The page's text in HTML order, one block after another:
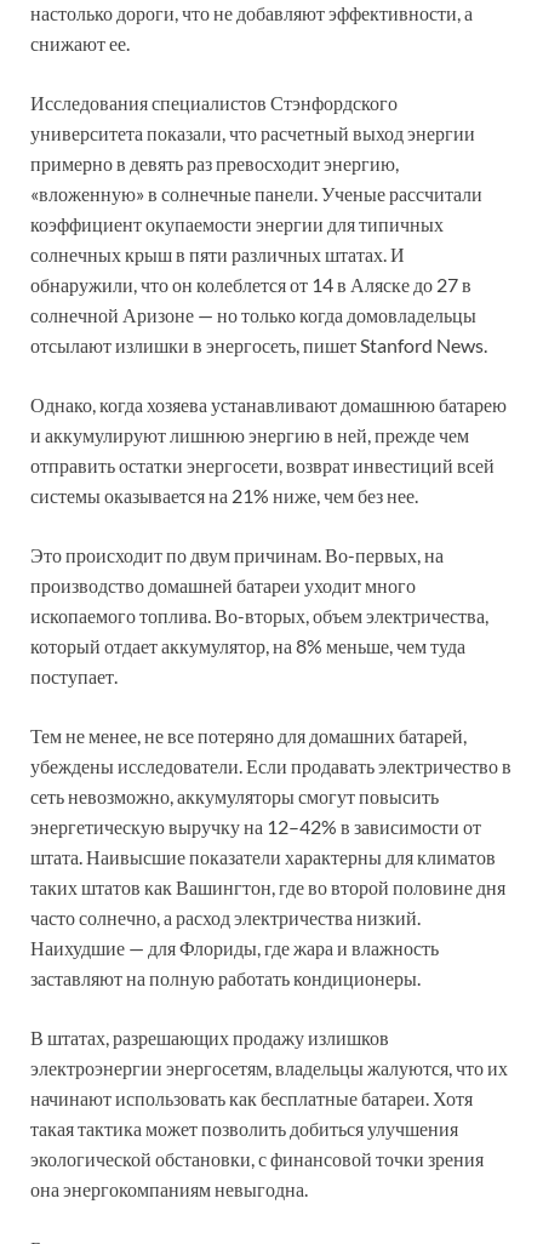
настолько дороги, что не добавляют эффективности, а
снижают ее.
Исследования специалистов Стэнфордского
университета показали, что расчетный выход энергии
примерно в девять раз превосходит энергию,
«вложенную» в солнечные панели. Ученые рассчитали
коэффициент окупаемости энергии для типичных
солнечных крыш в пяти различных штатах. И
обнаружили, что он колеблется от 14 в Аляске до 27 в
солнечной Аризоне — но только когда домовладельцы
отсылают излишки в энергосеть, пишет Stanford News.
Однако, когда хозяева устанавливают домашнюю батарею
и аккумулируют лишнюю энергию в ней, прежде чем
отправить остатки энергосети, возврат инвестиций всей
системы оказывается на 21% ниже, чем без нее.
Это происходит по двум причинам. Во-первых, на
производство домашней батареи уходит много
ископаемого топлива. Во-вторых, объем электричества,
который отдает аккумулятор, на 8% меньше, чем туда
поступает.
Тем не менее, не все потеряно для домашних батарей,
убеждены исследователи. Если продавать электричество в
сеть невозможно, аккумуляторы смогут повысить
энергетическую выручку на 12–42% в зависимости от
штата. Наивысшие показатели характерны для климатов
таких штатов как Вашингтон, где во второй половине дня
часто солнечно, а расход электричества низкий.
Наихудшие — для Флориды, где жара и влажность
заставляют на полную работать кондиционеры.
В штатах, разрешающих продажу излишков
электроэнергии энергосетям, владельцы жалуются, что их
начинают использовать как бесплатные батареи. Хотя
такая тактика может позволить добиться улучшения
экологической обстановки, с финансовой точки зрения
она энергокомпаниям невыгодна.